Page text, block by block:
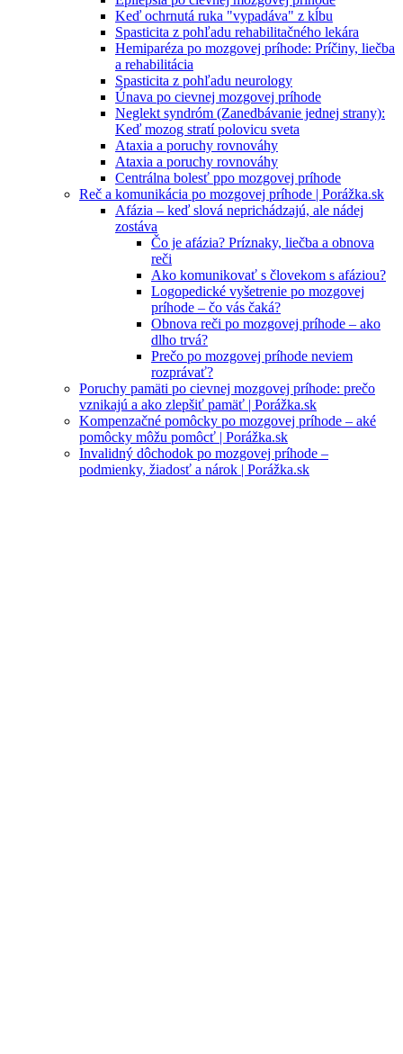
Keď ochrnutá ruka "vypadáva" z kĺbu
Spasticita z pohľadu rehabilitačného lekára
Hemiparéza po mozgovej príhode: Príčiny, liečba
a rehabilitácia
Spasticita z pohľadu neurology
Únava po cievnej mozgovej príhode
Neglekt syndróm (Zanedbávanie jednej strany):
Keď mozog stratí polovicu sveta
Ataxia a poruchy rovnováhy
Ataxia a poruchy rovnováhy
Centrálna bolesť ppo mozgovej príhode
Reč a komunikácia po mozgovej príhode | Porážka.sk
Afázia – keď slová neprichádzajú, ale nádej
zostáva
Čo je afázia? Príznaky, liečba a obnova
reči
Ako komunikovať s človekom s afáziou?
Logopedické vyšetrenie po mozgovej
príhode – čo vás čaká?
Obnova reči po mozgovej príhode – ako
dlho trvá?
Prečo po mozgovej príhode neviem
rozprávať?
Poruchy pamäti po cievnej mozgovej príhode: prečo
vznikajú a ako zlepšiť pamäť | Porážka.sk
Kompenzačné pomôcky po mozgovej príhode – aké
pomôcky môžu pomôcť | Porážka.sk
Invalidný dôchodok po mozgovej príhode –
podmienky, žiadosť a nárok | Porážka.sk